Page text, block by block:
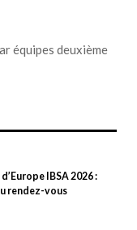
IBSA 2026 :
rendez-vous